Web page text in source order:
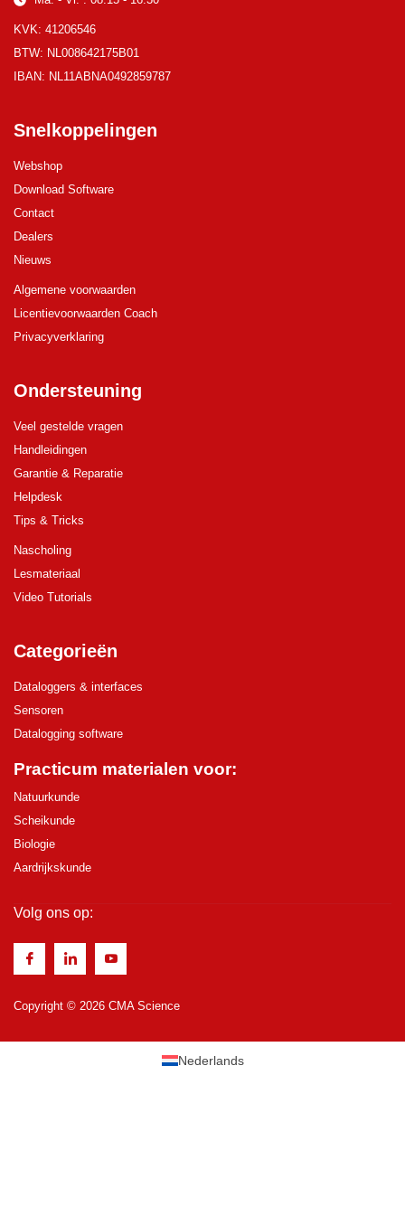
KVK: 41206546
BTW: NL008642175B01
IBAN: NL11ABNA0492859787
Snelkoppelingen
Webshop
Download Software
Contact
Dealers
Nieuws
Algemene voorwaarden
Licentievoorwaarden Coach
Privacyverklaring
Ondersteuning
Veel gestelde vragen
Handleidingen
Garantie & Reparatie
Helpdesk
Tips & Tricks
Nascholing
Lesmateriaal
Video Tutorials
Categorieën
Dataloggers & interfaces
Sensoren
Datalogging software
Practicum materialen voor:
Natuurkunde
Scheikunde
Biologie
Aardrijkskunde
Volg ons op:
Copyright © 2026 CMA Science
Nederlands